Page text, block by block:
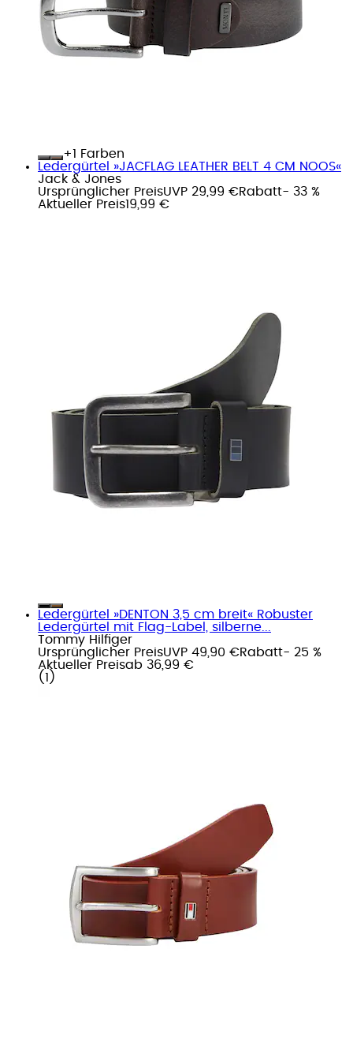
+
Farben
Ledergürtel »JACFLAG LEATHER BELT 4 CM NOOS«
Jack & Jones
Ursprünglicher PreisUVP 29,99 €Rabatt- 33 %
Aktueller Preis19,99 €
Ledergürtel »DENTON 3,5 cm breit« Robuster
Ledergürtel mit Flag-Label, silberne...
Tommy Hilfiger
Ursprünglicher PreisUVP 49,90 €Rabatt- 25 %
Aktueller Preisab 36,99 €
( 1 )